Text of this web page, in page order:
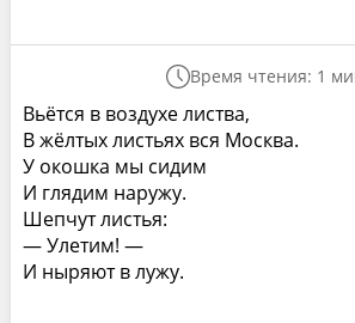
Время чтения: 1
Вьётся в воздухе листва,
В жёлтых листьях вся Москва.
У окошка мы сидим
И глядим наружу.
Шепчут листья:
— Улетим! —
И ныряют в лужу.